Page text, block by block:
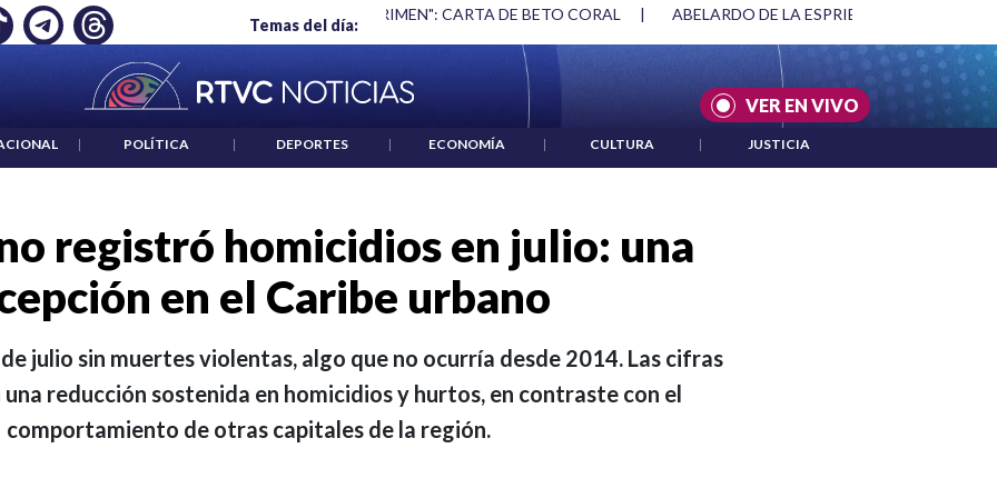
Temas del día:
UN CRIMEN": CARTA DE BETO CORAL ABELARDO DE LA ESPRIELLA Y DMG | ACUERDOS ENTRE ESTADOS UNIDOS E
VER EN VIVO
| POLÍTICA | DEPORTES | ECONOMÍA | CULTURA | JUSTICIA
registró homicidios en julio: una
en el Caribe urbano
julio sin muertes violentas, algo que no ocurría desde 2014. Las cifras
reducción sostenida en homicidios y hurtos, en contraste con el
comportamiento de otras capitales de la región.